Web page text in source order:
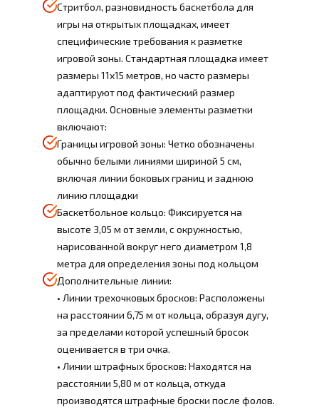
Стритбол, разновидность баскетбола для
игры на открытых площадках, имеет
специфические требования к разметке
игровой зоны. Стандартная площадка имеет
размеры 11x15 метров, но часто размеры
адаптируют под фактический размер
площадки. Основные элементы разметки
включают:
Границы игровой зоны: Четко обозначены
обычно белыми линиями шириной 5 см,
включая линии боковых границ и заднюю
линию площадки
Баскетбольное кольцо: Фиксируется на
высоте 3,05 м от земли, с окружностью,
нарисованной вокруг него диаметром 1,8
метра для определения зоны под кольцом
Дополнительные линии:
• Линии трехочковых бросков: Расположены
на расстоянии 6,75 м от кольца, образуя дугу,
за пределами которой успешный бросок
оценивается в три очка.
• Линии штрафных бросков: Находятся на
расстоянии 5,80 м от кольца, откуда
производятся штрафные броски после фолов.